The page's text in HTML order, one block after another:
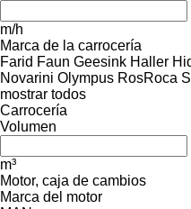
m/h
Marca de la carrocería
Farid Faun Geesink Haller
Novarini Olympus RosRoca
mostrar todos
Carrocería
Volumen
m³
Motor, caja de cambios
Marca del motor